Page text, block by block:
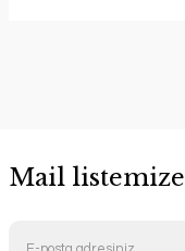
Mail